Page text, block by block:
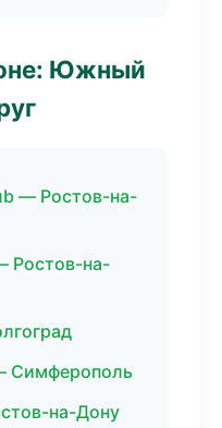
Южный
— Ростов-на-
Ростов-на-
Симферополь
на-Дону